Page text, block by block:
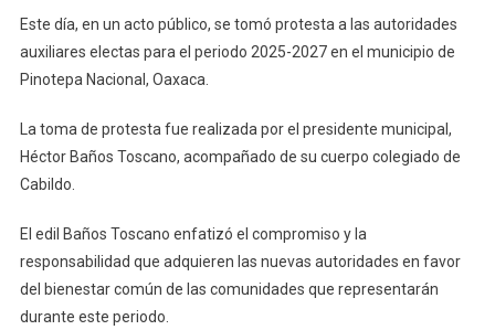
Las
Autoridades
Municipio
De
Este día, en un acto público, se tomó protesta a las autoridades
auxiliares electas para el periodo 2025-2027 en el municipio de
Pinotepa Nacional, Oaxaca.
La toma de protesta fue realizada por el presidente municipal,
Héctor Baños Toscano, acompañado de su cuerpo colegiado de
Cabildo.
El edil Baños Toscano enfatizó el compromiso y la
responsabilidad que adquieren las nuevas autoridades en favor
del bienestar común de las comunidades que representarán
durante este periodo.